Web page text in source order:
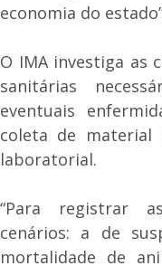
economia do
O IMA investiga as
sanitárias
eventuais
coleta de material
laboratorial.
“Para registrar
cenários: a de
mortalidade de